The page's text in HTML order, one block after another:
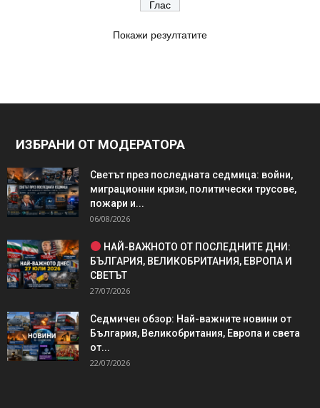
Покажи резултатите
ИЗБРАНИ ОТ МОДЕРАТОРА
Светът през последната седмица: войни,
миграционни кризи, политически трусове,
пожари и...
06/08/2026
НАЙ-ВАЖНОТО ОТ ПОСЛЕДНИТЕ ДНИ:
БЪЛГАРИЯ, ВЕЛИКОБРИТАНИЯ, ЕВРОПА И
СВЕТЪТ
27/07/2026
Седмичен обзор: Най-важните новини от
България, Великобритания, Европа и света
от...
22/07/2026